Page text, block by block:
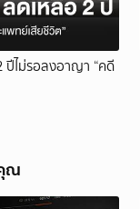
ปีไม่รอลงอาญา “คดี
ณ